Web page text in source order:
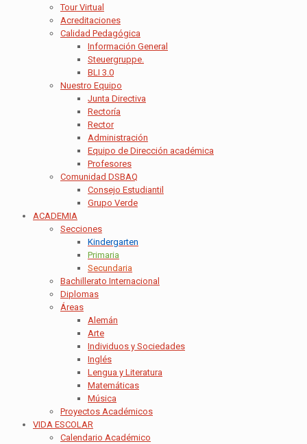
Tour Virtual
Acreditaciones
Calidad Pedagógica
Información General
Steuergruppe.
BLI 3.0
Nuestro Equipo
Junta Directiva
Rectoría
Rector
Administración
Equipo de Dirección académica
Profesores
Comunidad DSBAQ
Consejo Estudiantil
Grupo Verde
ACADEMIA
Secciones
Kindergarten
Primaria
Secundaria
Bachillerato Internacional
Diplomas
Áreas
Alemán
Arte
Individuos y Sociedades
Inglés
Lengua y Literatura
Matemáticas
Música
Proyectos Académicos
VIDA ESCOLAR
Calendario Académico